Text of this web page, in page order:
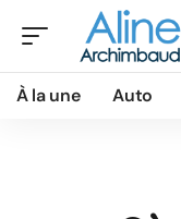
À la une Auto